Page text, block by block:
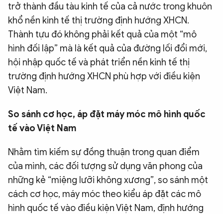
trở thành đầu tàu kinh tế của cả nước trong khuôn
khổ nền kinh tế thị trường định hướng XHCN.
Thành tựu đó không phải kết quả của một “mô
hình đối lập” mà là kết quả của đường lối đổi mới,
hội nhập quốc tế và phát triển nền kinh tế thị
trường định hướng XHCN phù hợp với điều kiện
Việt Nam.
So sánh cơ học, áp đặt máy móc mô hình quốc
tế vào Việt Nam
Nhằm tìm kiếm sự đồng thuận trong quan điểm
của mình, các đối tượng sử dụng văn phong của
những kẻ “miệng lưỡi không xương”, so sánh một
cách cơ học, máy móc theo kiểu áp đặt các mô
hình quốc tế vào điều kiện Việt Nam, định hướng